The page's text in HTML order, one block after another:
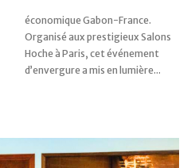
d’envergure a mis en lumière...